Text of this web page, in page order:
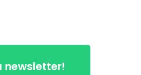
newsletter!